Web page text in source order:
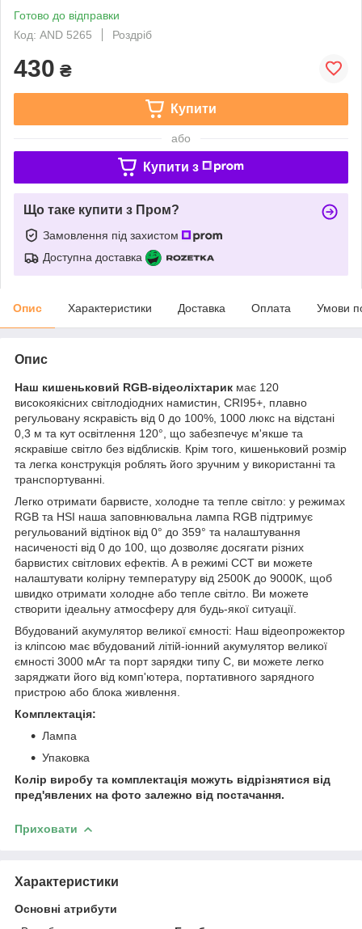
Готово до відправки
Код: AND 5265
Роздріб
430 ₴
Купити
або
Купити з
Що таке купити з Пром?
Замовлення під захистом
Доступна доставка
Опис Характеристики Доставка Оплата Умови
Опис
Наш кишеньковий RGB-відеоліхтарик має 120
високоякісних світлодіодних намистин, CRI95+, плавно
регульовану яскравість від 0 до 100%, 1000 люкс на відстані
0,3 м та кут освітлення 120°, що забезпечує м'якше та
яскравіше світло без відблисків. Крім того, кишеньковий розмір
та легка конструкція роблять його зручним у використанні та
транспортуванні.
Легко отримати барвисте, холодне та тепле світло: у режимах
RGB та HSI наша заповнювальна лампа RGB підтримує
регульований відтінок від 0° до 359° та налаштування
насиченості від 0 до 100, що дозволяє досягати різних
барвистих світлових ефектів. А в режимі CCT ви можете
налаштувати колірну температуру від 2500K до 9000K, щоб
швидко отримати холодне або тепле світло. Ви можете
створити ідеальну атмосферу для будь-якої ситуації.
​​​​​​​Вбудований акумулятор великої ємності: Наш відеопрожектор
із кліпсою має вбудований літій-іонний акумулятор великої
ємності 3000 мАг та порт зарядки типу C, ви можете легко
заряджати його від комп'ютера, портативного зарядного
пристрою або блока живлення.
Комплектація:
Лампа
Упаковка
Колір виробу та комплектація можуть відрізнятися від
пред'явлених на фото залежно від постачання.
Приховати
Характеристики
Основні атрибути